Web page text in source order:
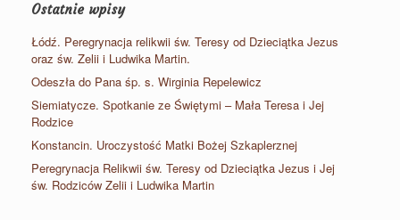
Ostatnie wpisy
Łódź. Peregrynacja relikwii św. Teresy od Dzieciątka Jezus
oraz św. Zelii i Ludwika Martin.
Odeszła do Pana śp. s. Wirginia Repelewicz
Siemiatycze. Spotkanie ze Świętymi – Mała Teresa i Jej
Rodzice
Konstancin. Uroczystość Matki Bożej Szkaplerznej
Peregrynacja Relikwii św. Teresy od Dzieciątka Jezus i Jej
św. Rodziców Zelii i Ludwika Martin